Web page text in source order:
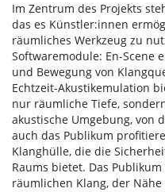
Im Zentrum des Projekts
das es Künstler:innen
räumliches Werkzeug zu
Softwaremodule: En-Scene
und Bewegung von
Echtzeit-Akustikemulation
nur räumliche Tiefe,
akustische Umgebung, von
auch das Publikum
Klanghülle, die die
Raums bietet. Das
räumlichen Klang, der